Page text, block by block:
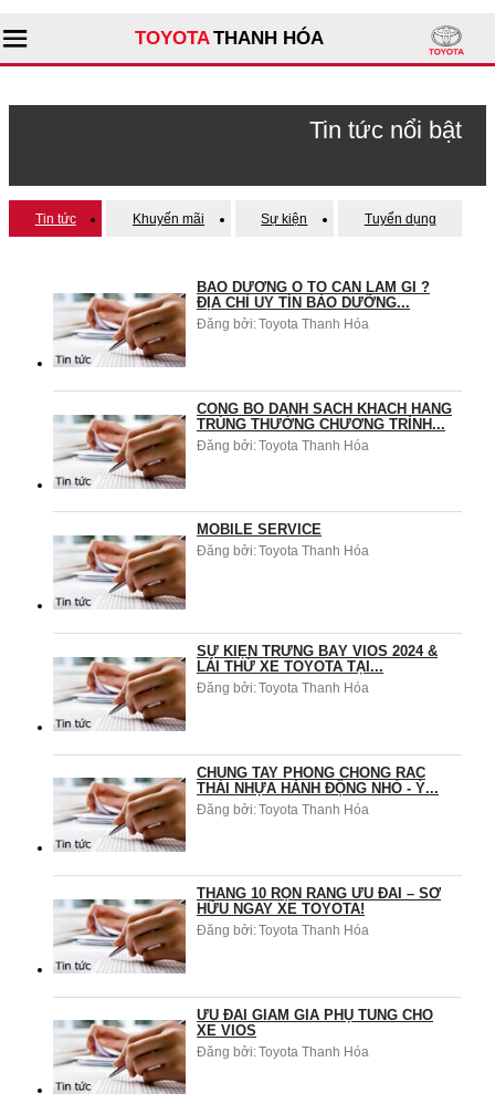
TOYOTATHANH HÓA
Giới thiệu đại lý
Sản phẩm
Dịch vụ
Tư vấn
Tin tức nổi bật
Tin tức Khuyến mãi Sự kiện Tuyển dụng
BÃO DƯỠNG Ô TÔ CẦN LÀM GÌ ?
ĐỊA CHỈ UY TÍN BẢO DƯỠNG...
Đăng bởi:Toyota Thanh Hóa
CÔNG BỐ DANH SÁCH KHÁCH HÀNG
TRÚNG THƯỞNG CHƯƠNG TRÌNH...
Đăng bởi:Toyota Thanh Hóa
MOBILE SERVICE
Đăng bởi:Toyota Thanh Hóa
SỰ KIỆN TRƯNG BÀY VIOS 2024 &
LÁI THỬ XE TOYOTA TẠI...
Đăng bởi:Toyota Thanh Hóa
CHUNG TAY PHÒNG CHỐNG RÁC
THẢI NHỰA HÀNH ĐỘNG NHỎ - Ý...
Đăng bởi:Toyota Thanh Hóa
THÁNG 10 RỘN RÀNG ƯU ĐÃI – SỞ
HỮU NGAY XE TOYOTA!
Đăng bởi:Toyota Thanh Hóa
ƯU ĐÃI GIẢM GIÁ PHỤ TÙNG CHO
XE VIOS
Đăng bởi:Toyota Thanh Hóa